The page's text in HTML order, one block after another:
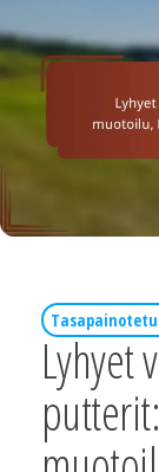
Lyhyet